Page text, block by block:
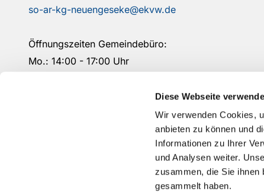
Diese Webseite
Wir verwenden Cookies,
anbieten zu können und
Informationen zu Ihrer
und Analysen weiter.
zusammen, die Sie ihnen
gesammelt haben.
so-ar-kg-neuengeseke@ekvw.de
Öffnungszeiten Gemeindebüro:
Mo.: 14:00 - 17:00 Uhr
Schließungszeiten und andere Informationen